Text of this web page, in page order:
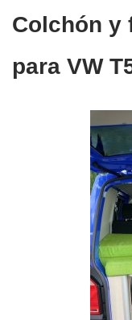
Colchón y
para VW